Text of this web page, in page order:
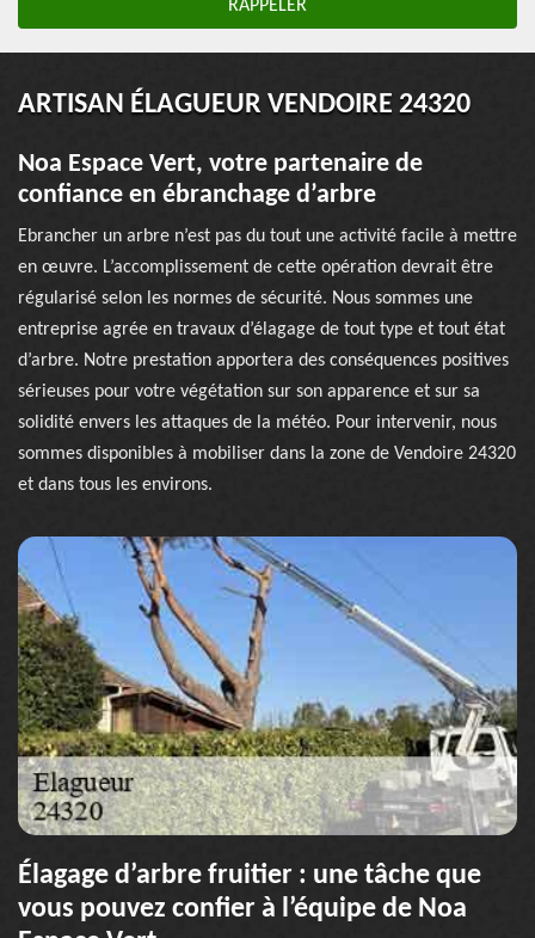
ARTISAN ÉLAGUEUR VENDOIRE 24320
Noa Espace Vert, votre partenaire de
confiance en ébranchage d’arbre
Ebrancher un arbre n’est pas du tout une activité facile à mettre
en œuvre. L’accomplissement de cette opération devrait être
régularisé selon les normes de sécurité. Nous sommes une
entreprise agrée en travaux d’élagage de tout type et tout état
d’arbre. Notre prestation apportera des conséquences positives
sérieuses pour votre végétation sur son apparence et sur sa
solidité envers les attaques de la météo. Pour intervenir, nous
sommes disponibles à mobiliser dans la zone de Vendoire 24320
et dans tous les environs.
Élagage d’arbre fruitier : une tâche que
vous pouvez confier à l’équipe de Noa